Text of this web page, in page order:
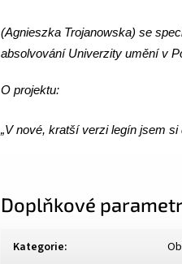
(Agnieszka Trojanowska) se
absolvování Univerzity umění v
O projektu:
„V nové, kratší verzi legín jsem
Doplňkové
Kategorie: